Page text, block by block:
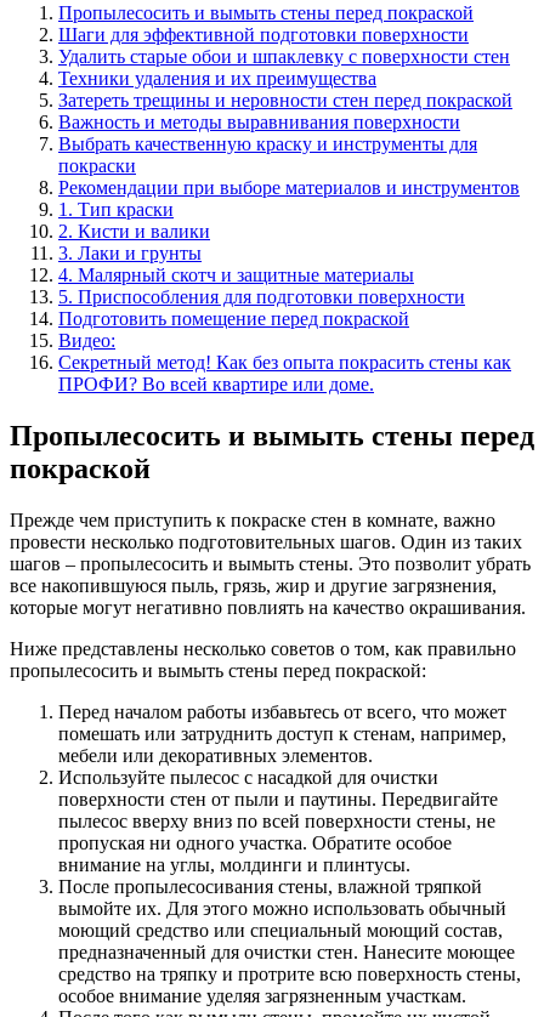
Пропылесосить и вымыть стены перед покраской
Шаги для эффективной подготовки поверхности
Удалить старые обои и шпаклевку с поверхности стен
Техники удаления и их преимущества
Затереть трещины и неровности стен перед покраской
Важность и методы выравнивания поверхности
Выбрать качественную краску и инструменты для
покраски
Рекомендации при выборе материалов и инструментов
1. Тип краски
2. Кисти и валики
3. Лаки и грунты
4. Малярный скотч и защитные материалы
5. Приспособления для подготовки поверхности
Подготовить помещение перед покраской
Видео:
Секретный метод! Как без опыта покрасить стены как
ПРОФИ? Во всей квартире или доме.
Пропылесосить и вымыть стены перед
покраской
Прежде чем приступить к покраске стен в комнате, важно
провести несколько подготовительных шагов. Один из таких
шагов – пропылесосить и вымыть стены. Это позволит убрать
все накопившуюся пыль, грязь, жир и другие загрязнения,
которые могут негативно повлиять на качество окрашивания.
Ниже представлены несколько советов о том, как правильно
пропылесосить и вымыть стены перед покраской:
Перед началом работы избавьтесь от всего, что может
помешать или затруднить доступ к стенам, например,
мебели или декоративных элементов.
Используйте пылесос с насадкой для очистки
поверхности стен от пыли и паутины. Передвигайте
пылесос вверху вниз по всей поверхности стены, не
пропуская ни одного участка. Обратите особое
внимание на углы, молдинги и плинтусы.
После пропылесосивания стены, влажной тряпкой
вымойте их. Для этого можно использовать обычный
моющий средство или специальный моющий состав,
предназначенный для очистки стен. Нанесите моющее
средство на тряпку и протрите всю поверхность стены,
особое внимание уделяя загрязненным участкам.